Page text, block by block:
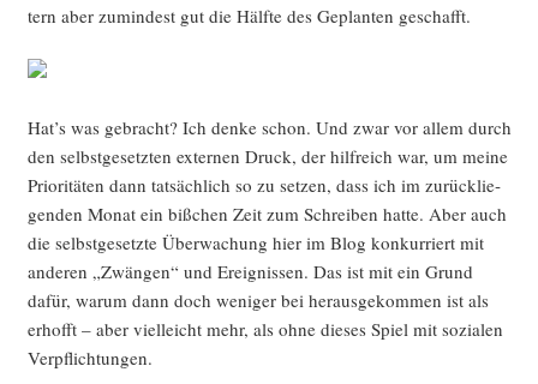
tern aber zumin­dest gut die Hälf­te des Geplan­ten geschafft.
Hat’s was gebracht? Ich den­ke schon. Und zwar vor allem durch
den selbst­ge­setz­ten exter­nen Druck, der hilf­reich war, um mei­ne
Prio­ri­tä­ten dann tat­säch­lich so zu set­zen, dass ich im zurück­lie­
gen­den Monat ein biß­chen Zeit zum Schrei­ben hat­te. Aber auch
die selbst­ge­setz­te Über­wa­chung hier im Blog kon­kur­riert mit
ande­ren „Zwän­gen“ und Ereig­nis­sen. Das ist mit ein Grund
dafür, war­um dann doch weni­ger bei her­aus­ge­kom­men ist als
erhofft – aber viel­leicht mehr, als ohne die­ses Spiel mit sozia­len
Verpflichtungen.